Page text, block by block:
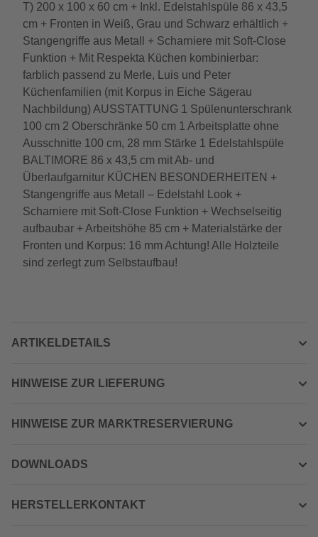
T) 200 x 100 x 60 cm + Inkl. Edelstahlspüle 86 x 43,5
cm + Fronten in Weiß, Grau und Schwarz erhältlich +
Stangengriffe aus Metall + Scharniere mit Soft-Close
Funktion + Mit Respekta Küchen kombinierbar:
farblich passend zu Merle, Luis und Peter
Küchenfamilien (mit Korpus in Eiche Sägerau
Nachbildung) AUSSTATTUNG 1 Spülenunterschrank
100 cm 2 Oberschränke 50 cm 1 Arbeitsplatte ohne
Ausschnitte 100 cm, 28 mm Stärke 1 Edelstahlspüle
BALTIMORE 86 x 43,5 cm mit Ab- und
Überlaufgarnitur KÜCHEN BESONDERHEITEN +
Stangengriffe aus Metall – Edelstahl Look +
Scharniere mit Soft-Close Funktion + Wechselseitig
aufbaubar + Arbeitshöhe 85 cm + Materialstärke der
Fronten und Korpus: 16 mm Achtung! Alle Holzteile
sind zerlegt zum Selbstaufbau!
ARTIKELDETAILS
HINWEISE ZUR LIEFERUNG
HINWEISE ZUR MARKTRESERVIERUNG
DOWNLOADS
HERSTELLERKONTAKT